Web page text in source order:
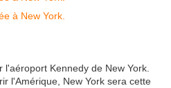
Kennedy de New York.
l'Amérique, New York sera cette